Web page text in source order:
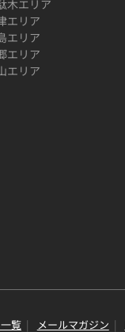
木エリア
エリア
エリア
エリア
エリア
覧 メールマガジン